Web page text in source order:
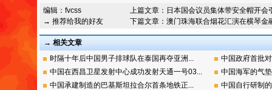
编辑： fvcss
→ 推荐给我的好友
上篇文章： 日本国会议员集体带安全帽开会
下篇文章： 澳门珠海联合烟花汇演在横琴金
→ 相关文章
时隔十年后中国男子排球队在泰国再夺亚洲...
中国政府首批
中国在西昌卫星发射中心成功发射天通一号03...
中国海军的气
中国承建制造的巴基斯坦拉合尔首条地铁正...
中国自行研制